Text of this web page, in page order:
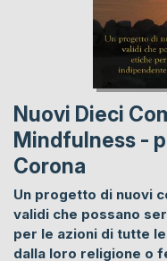
Nuovi Dieci
Mindfulness -
Corona
Un progetto di nuovi
validi che possano
per le azioni di tutte
dalla loro religione o